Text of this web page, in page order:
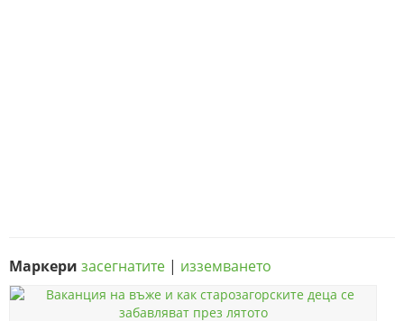
Маркери засегнатите | изземването